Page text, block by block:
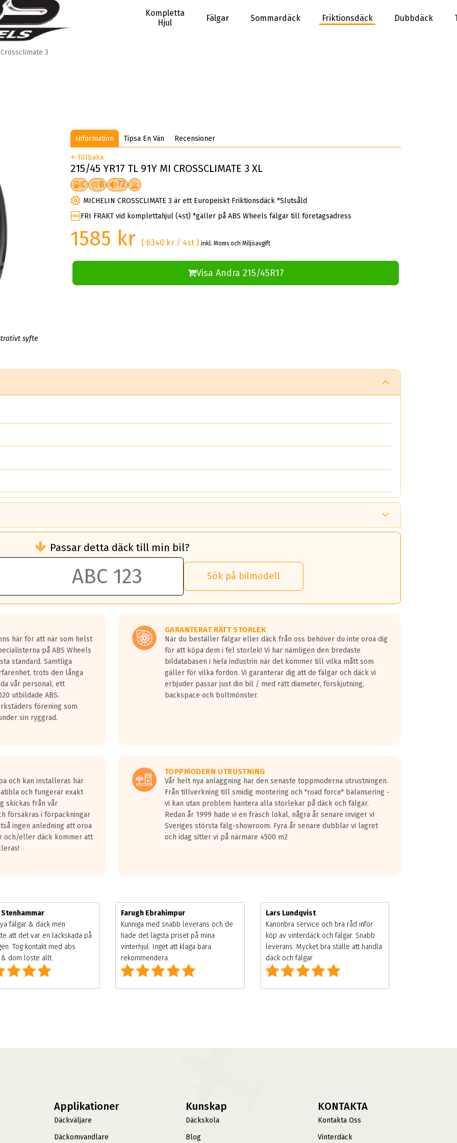
Kompletta
Hjul
Fälgar Sommardäck Friktionsdäck Dubbdäck
Crossclimate 3
syfte
Information Tipsa En Vän Recensioner
Tillbaka
215/45 YR17 TL 91Y MI CROSSCLIMATE 3 XL
C B 72
MICHELIN CROSSCLIMATE 3 är ett Europeiskt Friktionsdäck *Slutsåld
FRI FRAKT vid komplettahjul (4st) *gäller på ABS Wheels fälgar till företagsadress
1585 kr ( 6340 kr / 4st )inkl. Moms och Miljöavgift
Visa Andra 215/45R17
än ett klass G däck.
50 liter bränsle med ett klass A däck gentemot ett klass G däck.
vilken rutt du kör, samt vilken körstil du använder.
lastbilar.
på en väg där det ligger 0.5-1.5 mm vatten.
fyra billängder( ca 18meter) mellan däck med betyg A gentemot
överträffa motorljudet.
ett däck med vågar. Hög bullernivå markeras med svarta vågor
kraven som finns i dagsläget, men är inte längre tillåtna enligt nya
Passar detta däck till min bil?
Sök på bilmodell
här för att när som helst
på ABS Wheels
standard. Samtliga
trots den långa
vår personal, ett
utbildade ABS.
förening som
sin ryggrad.
GARANTERAT RÄTT STORLEK
När du beställer fälgar eller däck från oss behöver du inte oroa dig
för att köpa dem i fel storlek! Vi har nämligen den bredaste
bildatabasen i hela industrin när det kommer till vilka mått som
gäller för vilka fordon. Vi garanterar dig att de fälgar och däck vi
erbjuder passar just din bil / med rätt diameter, förskjutning,
backspace och bultmönster.
och kan installeras här
och fungerar exakt
skickas från vår
försäkras i förpackningar
ingen anledning att oroa
och/eller däck kommer att
TOPPMODERN UTRUSTNING
Vår helt nya anläggning har den senaste toppmoderna utrustningen.
Från tillverkning till smidig montering och "road force" balansering -
vi kan utan problem hantera alla storlekar på däck och fälgar.
Redan år 1999 hade vi en fräsch lokal, några år senare inviger vi
Sveriges största fälg-showroom. Fyra år senare dubblar vi lagret
och idag sitter vi på närmare 4500 m2
Stenhammar
fälgar & däck men
att det var en lackskada på
Tog kontakt med abs
dom löste allt.
Farugh Ebrahimpur
Kunniga med snabb leverans och de
hade det lägsta priset på mina
vinterhjul. Inget att klaga bara
rekommendera.
Lars Lundqvist
Kanonbra service och bra råd inför
köp av vinterdäck och fälgar. Snabb
leverans. Mycket bra ställe att handla
däck och fälgar
Applikationer
Däckväljare
Däckomvandlare
Kunskap
Däckskola
Blog
KONTAKTA
Kontakta Oss
Vinterdäck